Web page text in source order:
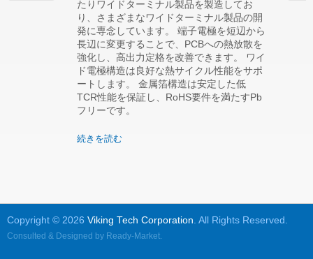
たりワイドターミナル製品を製造してお
り、さまざまなワイドターミナル製品の開
発に専念しています。 端子電極を短辺から
長辺に変更することで、PCBへの熱放散を
強化し、高出力定格を改善できます。 ワイ
ド電極構造は良好な熱サイクル性能をサポ
ートします。 金属箔構造は安定した低
TCR性能を保証し、RoHS要件を満たすPb
フリーです。
続きを読む
Copyright © 2026 Viking Tech Corporation. All Rights Reserved.
Consulted & Designed by Ready-Market.